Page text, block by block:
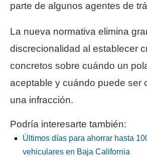
parte de algunos agentes de
La nueva normativa elimina
discrecionalidad al establecer
concretos sobre cuándo un
aceptable y cuándo puede ser
una infracción.
Podría interesarte también:
Últimos días para ahorrar hasta
vehiculares en Baja California